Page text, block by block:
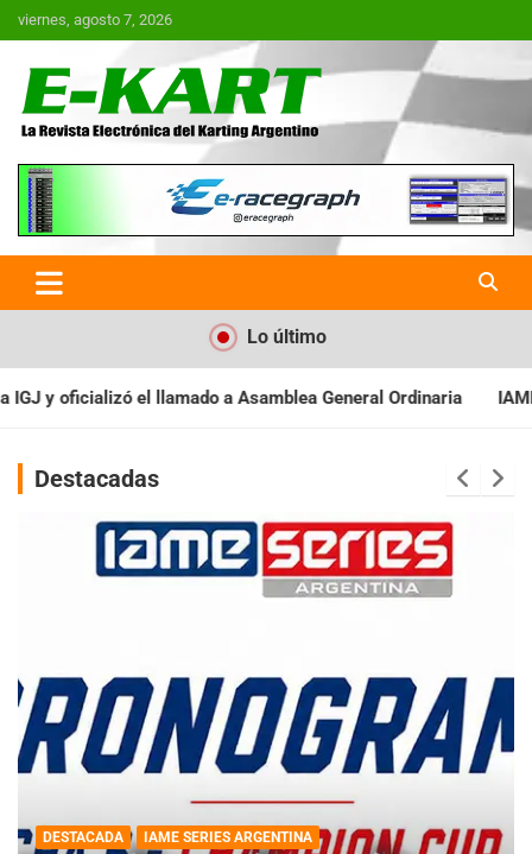
Saltar
al
viernes, agosto 7, 2026
E-Kart.com.ar | La Revista
Electrónica del Karting en
Argentina
Lo último
General Ordinaria IAME SERIES ARGENTINA:
Destacadas
DESTACADA IAME SERIES ARGENTINA